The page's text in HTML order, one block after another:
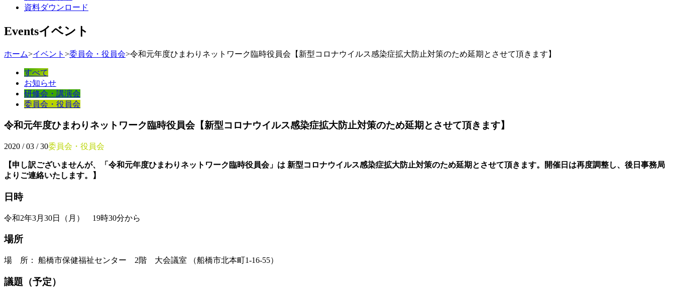
資料ダウンロード
Eventsイベント
ホーム>イベント >委員会・役員会>令和元年度ひまわりネットワーク臨時役員会【新型コロナウイルス感染症拡大防止対策のため延期とさせて頂きます】
すべて
お知らせ
研修会・講演会
委員会・役員会
令和元年度ひまわりネットワーク臨時役員会【新型コロナウイルス感染症拡大防止対策のため延期とさせて頂きます】
2020 / 03 / 30委員会・役員会
【申し訳ございませんが、「令和元年度ひまわりネットワーク臨時役員会」は 新型コロナウイルス感染症拡大防止対策のため延期とさせて頂きます。開催日は再度調整し、後日事務局
よりご連絡いたします。】
日時
令和2年3月30日（月） 19時30分から
場所
場 所： 船橋市保健福祉センター 2階 大会議室 （船橋市北本町1-16-55）
議題（予定）